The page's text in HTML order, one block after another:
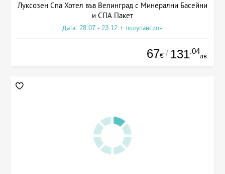
Луксозен Спа Хотел във Велинград с Минерални Басейни
и СПА Пакет
Дата: 28.07 - 23.12 + полупансион
67€ / 131.04
лв.